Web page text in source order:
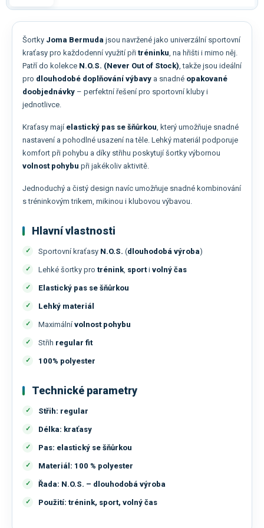
Šortky Joma Bermuda jsou navržené jako univerzální sportovní
kraťasy pro každodenní využití při tréninku, na hřišti i mimo něj.
Patří do kolekce N.O.S. (Never Out of Stock), takže jsou ideální
pro dlouhodobé doplňování výbavy a snadné opakované
doobjednávky – perfektní řešení pro sportovní kluby i
jednotlivce.
Kraťasy mají elastický pas se šňůrkou, který umožňuje snadné
nastavení a pohodlné usazení na těle. Lehký materiál podporuje
komfort při pohybu a díky střihu poskytují šortky výbornou
volnost pohybu při jakékoliv aktivitě.
Jednoduchý a čistý design navíc umožňuje snadné kombinování
s tréninkovým trikem, mikinou i klubovou výbavou.
Hlavní vlastnosti
Sportovní kraťasy N.O.S. (dlouhodobá výroba)
Lehké šortky pro trénink, sporti volný čas
Elastický pas se šňůrkou
Lehký materiál
Maximální volnost pohybu
Střih regular fit
100% polyester
Technické parametry
Střih: regular
Délka: kraťasy
Pas: elastický se šňůrkou
Materiál: 100 % polyester
Řada: N.O.S. – dlouhodobá výroba
Použití: trénink, sport, volný čas